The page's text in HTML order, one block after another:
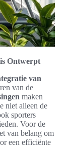
Ontwerpt
van
van de
maken
niet alleen de
sporters
Voor de
van belang om
een efficiënte